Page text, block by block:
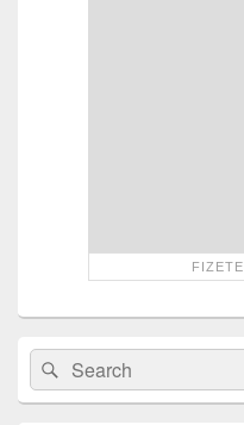
Search
for:
Search